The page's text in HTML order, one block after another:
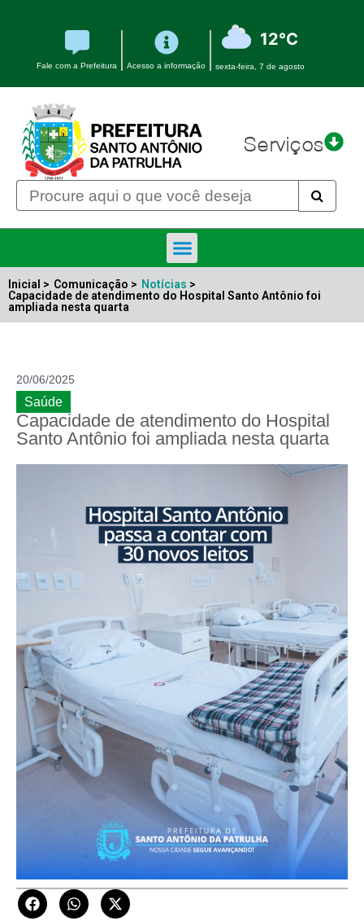
Fale com a Prefeitura Acesso a informação
12°C
sexta-feira, 7 de agosto
Serviços
Inicial > Comunicação > Notícias >
Capacidade de atendimento do Hospital Santo Antônio foi
ampliada nesta quarta
20/06/2025
Saúde
Capacidade de atendimento do Hospital
Santo Antônio foi ampliada nesta quarta